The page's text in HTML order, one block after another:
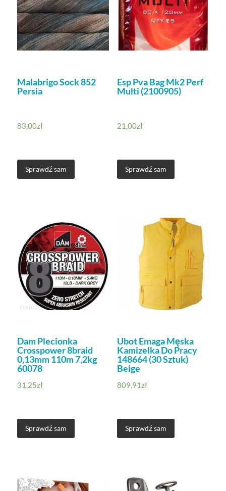
Malabrigo Sock 852
Persia
83,00zł
Sprawdź sam
Esp Pva Bag Mk2 Perf
Multi (2100905)
21,00zł
Sprawdź sam
Dam Plecionka
Crosspower 8braid
0,13mm 110m 7,2kg
60078
31,25zł
Sprawdź sam
Ubot Emaga Męska
Kamizelka Do Pracy
148664 (30 Sztuk)
Beige
809,91zł
Sprawdź sam